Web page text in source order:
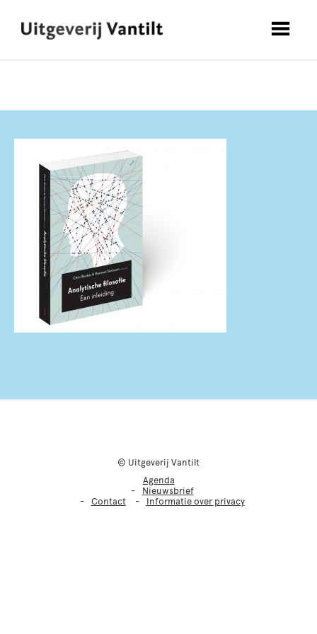
© Uitgeverij Vantilt
Agenda
Nieuwsbrief
Contact
Informatie over privacy